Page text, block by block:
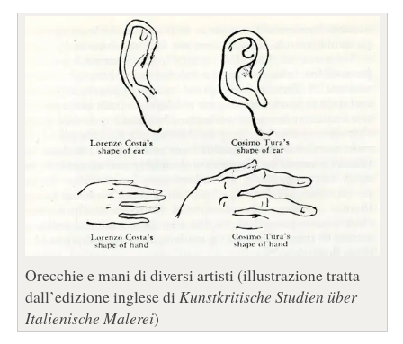
Orecchie e mani di diversi artisti (illustrazione tratta
dall’edizione inglese di Kunstkritische Studien über
Italienische Malerei)